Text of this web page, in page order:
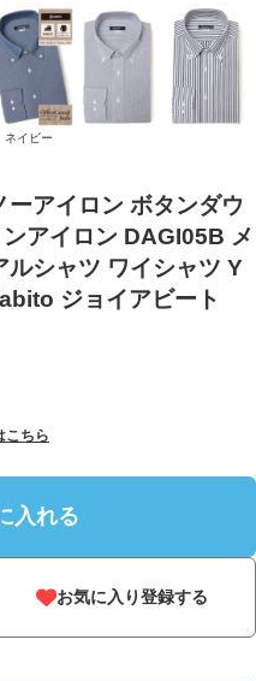
アイロン ボタンダウ
アイロン DAGI05B メ
ルシャツ ワイシャツ Y
ジョイアビート
こちら
入れる
お気に入り登録する
ネイビー